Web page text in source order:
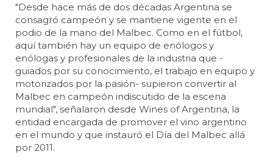
"Desde hace más de dos décadas Argentina se
consagró campeón y se mantiene vigente en el
podio de la mano del Malbec. Como en el fútbol,
aquí también hay un equipo de enólogos y
enólogas y profesionales de la industria que -
guiados por su conocimiento, el trabajo en equipo y
motorizados por la pasión- supieron convertir al
Malbec en campeón indiscutido de la escena
mundial", señalaron desde Wines of Argentina, la
entidad encargada de promover el vino argentino
en el mundo y que instauró el Día del Malbec allá
por 2011.